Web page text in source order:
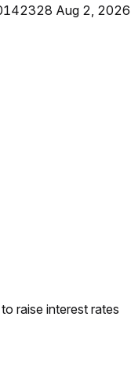
Aug 2, 2026
raise interest rates